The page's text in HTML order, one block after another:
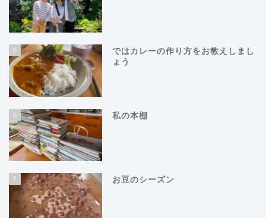
5
ではカレーの作り方をお教えしまし
ょう
6 私の本棚
7 お豆のシーズン